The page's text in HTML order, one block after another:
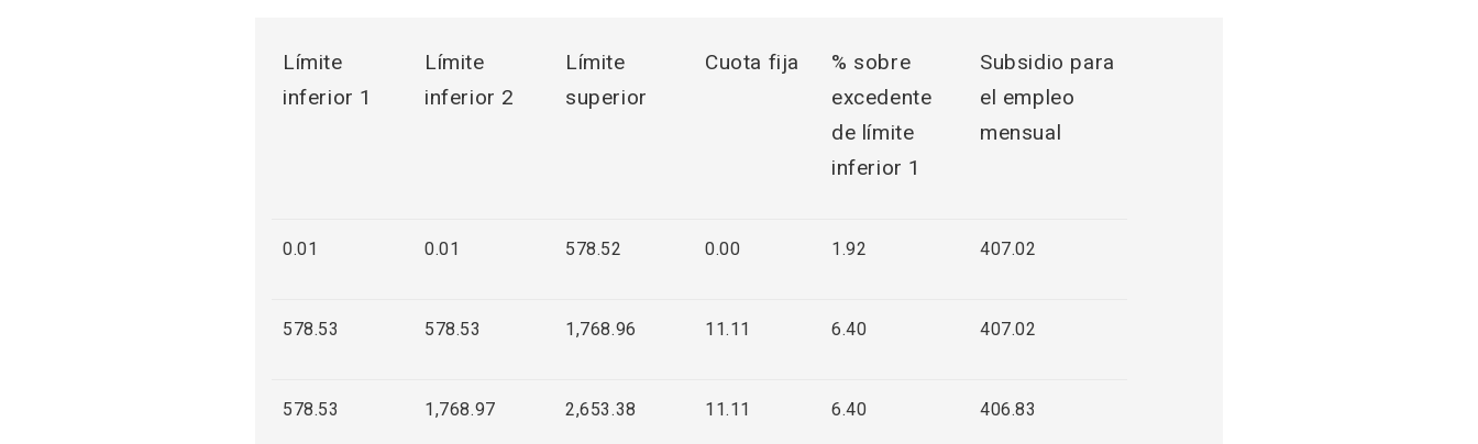
Límite
inferior 1
Límite
inferior 2
Límite
superior
Cuota fija
% sobre
excedente
de límite
inferior 1
Subsidio para
el empleo
mensual
0.01 0.01 578.52 0.00 1.92 407.02
578.53 578.53 1,768.96 11.11 6.40 407.02
578.53 1,768.97 2,653.38 11.11 6.40 406.83